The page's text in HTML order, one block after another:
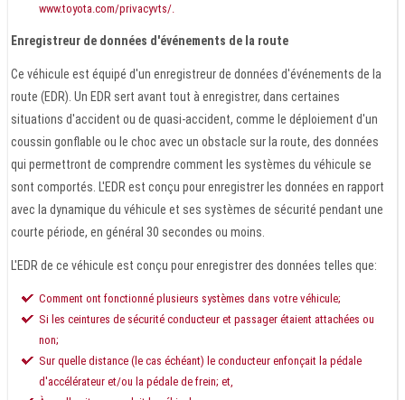
www.toyota.com/privacyvts/.
Enregistreur de données d'événements de la route
Ce véhicule est équipé d'un enregistreur de données d'événements de la
route (EDR). Un EDR sert avant tout à enregistrer, dans certaines
situations d'accident ou de quasi-accident, comme le déploiement d'un
coussin gonflable ou le choc avec un obstacle sur la route, des données
qui permettront de comprendre comment les systèmes du véhicule se
sont comportés. L'EDR est conçu pour enregistrer les données en rapport
avec la dynamique du véhicule et ses systèmes de sécurité pendant une
courte période, en général 30 secondes ou moins.
L'EDR de ce véhicule est conçu pour enregistrer des données telles que:
Comment ont fonctionné plusieurs systèmes dans votre véhicule;
Si les ceintures de sécurité conducteur et passager étaient attachées ou
non;
Sur quelle distance (le cas échéant) le conducteur enfonçait la pédale
d'accélérateur et/ou la pédale de frein; et,